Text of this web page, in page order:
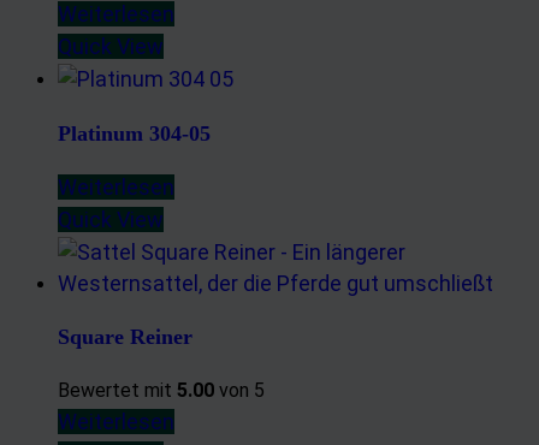
Weiterlesen
Quick View
Platinum 304-05
Weiterlesen
Quick View
Square Reiner
Bewertet mit 5.00 von 5
Weiterlesen